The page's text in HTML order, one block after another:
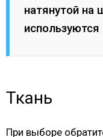
натянутой
Ткань
При выборе